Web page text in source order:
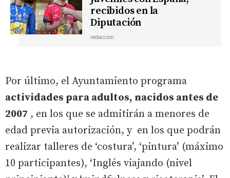
recibidos en la
Diputación
redaccion
Por último, el Ayuntamiento programa
actividades para adultos, nacidos antes de
2007 , en los que se admitirán a menores de
edad previa autorización, y en los que podrán
realizar talleres de ‘costura’, ‘pintura’ (máximo
10 participantes), ‘Inglés viajando (nivel